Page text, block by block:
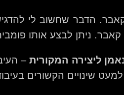
קאבר. הדבר שחשוב לי
ניתן לבצע אותו
ליצירה המקורית –
למעט שינויים הקשורים